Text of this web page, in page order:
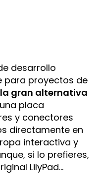
desarrollo
para proyectos de
la gran alternativa
placa
y conectores
directamente en
interactiva y
si lo prefieres,
LilyPad…